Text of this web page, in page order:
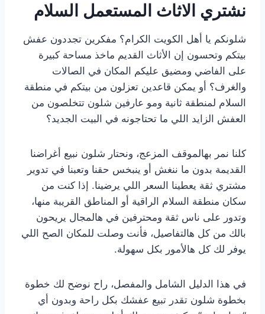
نشتري الاثاث المستعمل السلام
شلونكم يا أهل الكويت الكرام؟ مفكرين تجددون عفش
بيتكم وتحسون إن الأثاث القديم ماخذ مساحة كبيرة
على الفاضي ومضيق عليكم المكان في الصالات
والغرف؟ أو يمكن قاعدين تعزلون من بيتكم في منطقة
السلام لمنطقة ثانية ومو عارفين شلون تتخلصون من
العفش الزايد اللي ما تحتاجونه في البيت الجديد؟
كلنا نمر بهالموقف المزعج، ونحتار شلون نبيع أغراضنا
القديمة بدون ما ننغش أو ينبخس حقنا وتعبنا في تدوير
مشتري ثقة يعطينا السعر اللي يرضينا. إذا كنت من
سكان منطقة السلام الراقية أو المناطق القريبة منها،
وتدور على ناس ثقة ومحترفين في هالمجال يريحون
بالك من كل هالتفاصيل، فأنت وصلت للمكان الصح اللي
يوفر لك كل هالأمور بكل سهولة.
في هذا الدليل الشامل والمفصل، راح نوضح لك خطوة
بخطوة شلون تقدر تبيع عفشك بكل راحة وبدون أي